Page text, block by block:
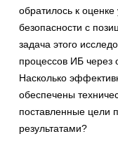
обратилось к
безопасности с
задача этого
процессов ИБ через
Насколько
обеспечены
поставленные цели
результатами?